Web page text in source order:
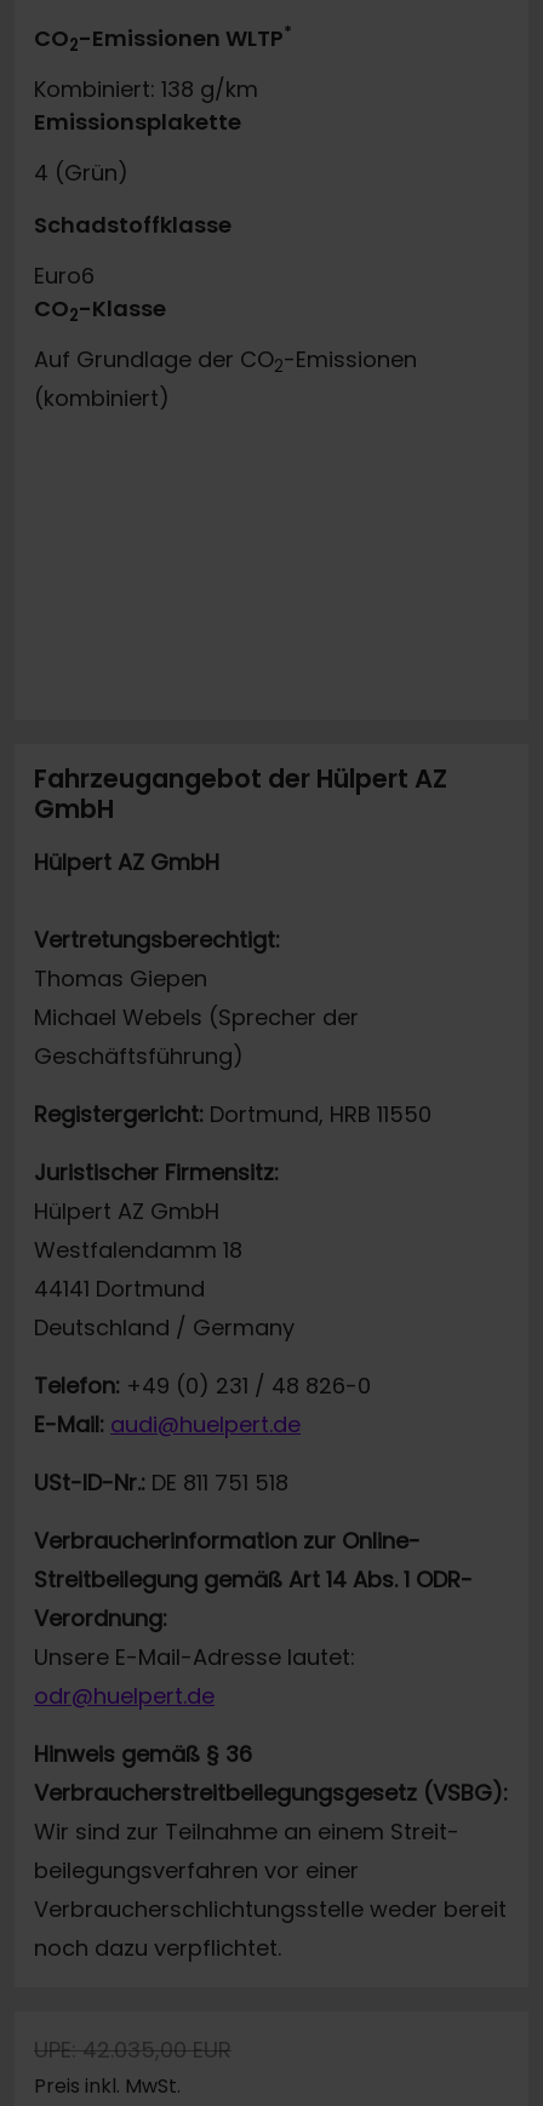
CO2-Emissionen WLTP*
Kombiniert: 138 g/km
Emissionsplakette
4 (Grün)
Schadstoffklasse
Euro6
CO2-Klasse
Auf Grundlage der CO2-Emissionen
(kombiniert)
Fahrzeugangebot der Hülpert AZ
GmbH
Hülpert AZ GmbH
Vertretungsberechtigt:
Thomas Giepen
Michael Webels (Sprecher der
Geschäftsführung)
Registergericht: Dortmund, HRB 11550
Juristischer Firmensitz:
Hülpert AZ GmbH
Westfalendamm 18
44141 Dortmund
Deutschland / Germany
Telefon: +49 (0) 231 / 48 826-0
E-Mail: audi@huelpert.de
USt-ID-Nr.: DE 811 751 518
Verbraucherinformation zur Online-
Streitbeilegung gemäß Art 14 Abs. 1 ODR-
Verordnung:
Unsere E-Mail-Adresse lautet:
odr@huelpert.de
Hinweis gemäß § 36
Verbraucherstreitbeilegungsgesetz (VSBG):
Wir sind zur Teilnahme an einem Streit-
beilegungsverfahren vor einer
Verbraucherschlichtungsstelle weder bereit
noch dazu verpflichtet.
UPE: 42.035,00 EUR
Preis inkl. MwSt.